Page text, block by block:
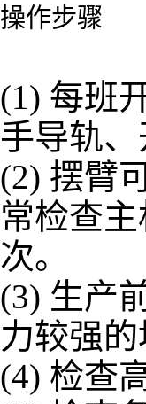
操作步骤
(1) 每班
手导轨、
(2) 摆臂
常检查
次。
(3) 生产
力较强
(4) 检查